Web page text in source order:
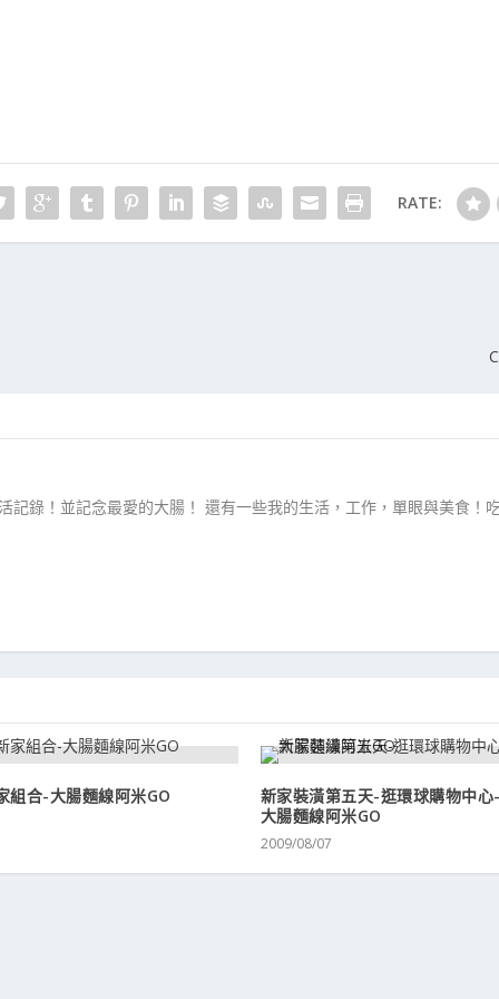
RATE:
記錄！並記念最愛的大腸！ 還有一些我的生活，工作，單眼與美食！
組合-大腸麵線阿米GO
新家裝潢第五天-逛環球購物中
大腸麵線阿米GO
2009/08/07